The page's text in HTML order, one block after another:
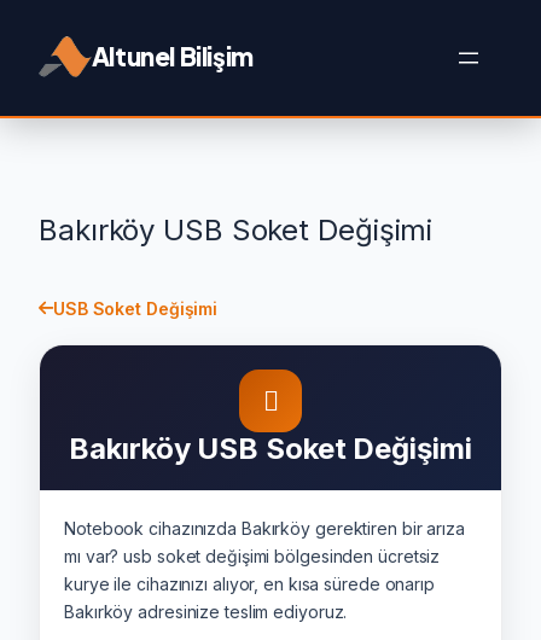
Altunel Bilişim
Bakırköy USB Soket Değişimi
USB Soket Değişimi
Bakırköy USB Soket Değişimi
Notebook cihazınızda Bakırköy gerektiren bir arıza
mı var? usb soket değişimi bölgesinden ücretsiz
kurye ile cihazınızı alıyor, en kısa sürede onarıp
Bakırköy adresinize teslim ediyoruz.